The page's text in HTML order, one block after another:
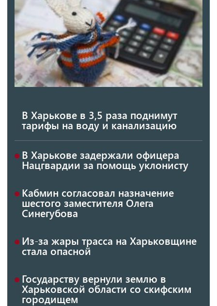
В Харькове в 3,5 раза поднимут
тарифы на воду и канализацию
В Харькове задержали офицера
Нацгвардии за помощь уклонисту
Кабмин согласовал назначение
шестого заместителя Олега
Синегубова
Из-за жары трасса на Харьковщине
стала опасной
Государству вернули землю в
Харьковской области со скифским
городищем